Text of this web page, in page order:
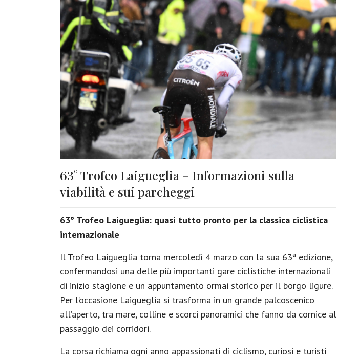
63° Trofeo Laigueglia - Informazioni sulla
viabilità e sui parcheggi
63° Trofeo Laigueglia: quasi tutto pronto per la classica ciclistica
internazionale
Il Trofeo Laigueglia torna mercoledì 4 marzo con la sua 63ª edizione,
confermandosi una delle più importanti gare ciclistiche internazionali
di inizio stagione e un appuntamento ormai storico per il borgo ligure.
Per l’occasione Laigueglia si trasforma in un grande palcoscenico
all’aperto, tra mare, colline e scorci panoramici che fanno da cornice al
passaggio dei corridori.
La corsa richiama ogni anno appassionati di ciclismo, curiosi e turisti